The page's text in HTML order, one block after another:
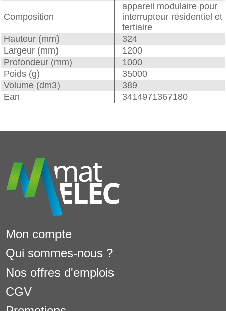
Composition
appareil modulaire pour
interrupteur résidentiel et
tertiaire
Hauteur (mm)
324
Largeur (mm)
1200
Profondeur (mm)
1000
Poids (g)
35000
Volume (dm3)
389
Ean
3414971367180
Mon compte
Qui sommes-nous ?
Nos offres d'emplois
CGV